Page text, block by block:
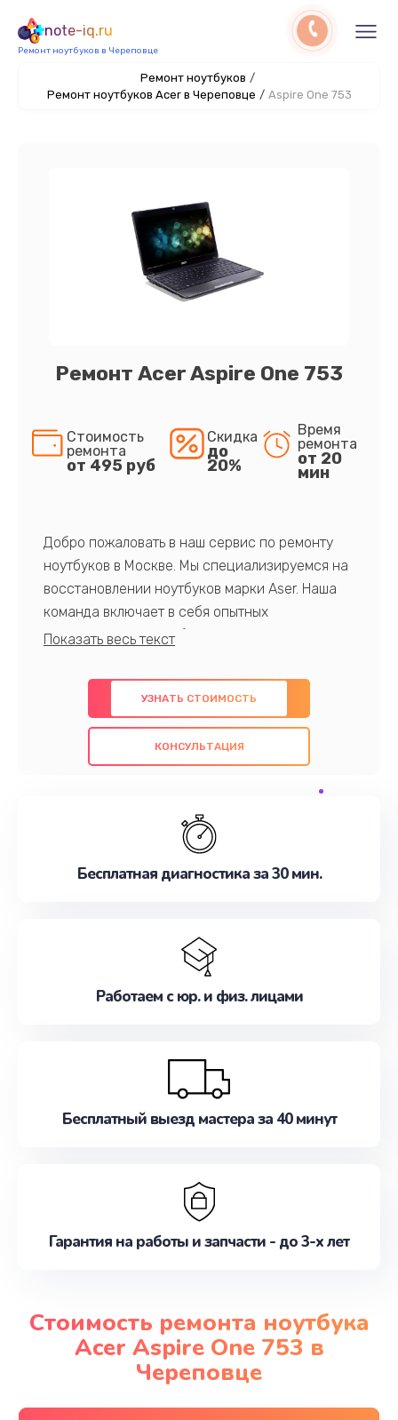
note-iq.ru
Ремонт ноутбуков в Череповце
Ремонт ноутбуков /
Ремонт ноутбуков Acer в Череповце / Aspire One 753
Ремонт Acer Aspire One 753
Стоимость
ремонта
от 495 руб
Скидка
до
20%
Время
ремонта
от 20
мин
Добро пожаловать в наш сервис по ремонту
ноутбуков в Москве. Мы специализируемся на
восстановлении ноутбуков марки Aser. Наша
команда включает в себя опытных
профессионалов с обширными знаниями и
предлагаем быстрый и качественный ремонт с
использованием оригинальных компонентов, а
также гарантируем качество всех
проведенных работ. Наша цель - предоставить
обслуживание, удовлетворяя их потребности
наилучшим образом. Не медлите записаться на
УЗНАТЬ СТОИМОСТЬ
КОНСУЛЬТАЦИЯ
Бесплатная диагностика за 30 мин.
Работаем с юр. и физ. лицами
Бесплатный выезд мастера за 40 минут
Гарантия на работы и запчасти - до 3-х лет
Стоимость ремонта ноутбука
Acer Aspire One 753 в
Череповце